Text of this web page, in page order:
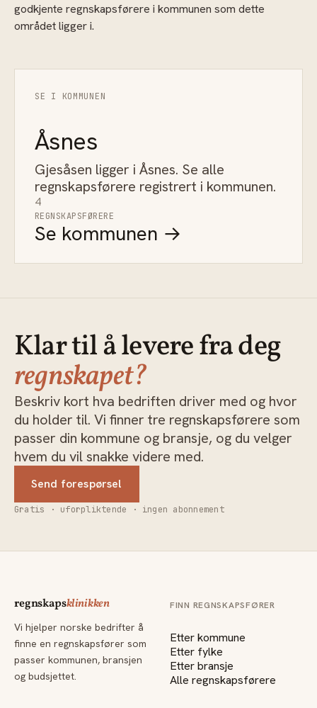
godkjente regnskapsførere i kommunen som dette
området ligger i.
SE I KOMMUNEN
Åsnes
Gjesåsen ligger i Åsnes. Se alle
regnskapsførere registrert i kommunen.
4
REGNSKAPSFØRERE
Se kommunen →
Klar til å levere fra deg
regnskapet?
Beskriv kort hva bedriften driver med og hvor
du holder til. Vi finner tre regnskapsførere som
passer din kommune og bransje, og du velger
hvem du vil snakke videre med.
Send forespørsel
Gratis · uforpliktende · ingen abonnement
regnskapsklinikken
Vi hjelper norske bedrifter å
finne en regnskapsfører som
passer kommunen, bransjen
og budsjettet.
FINN REGNSKAPSFØRER
Etter kommune
Etter fylke
Etter bransje
Alle regnskapsførere